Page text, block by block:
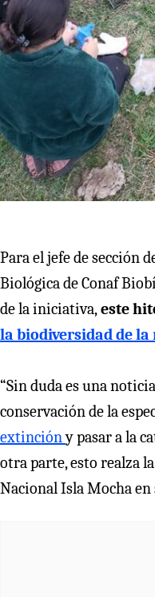
Para el jefe de sección
Biológica de Conaf
de la iniciativa, este
la biodiversidad de la
“Sin duda es una
conservación de la
extincióny pasar a la
otra parte, esto realza
Nacional Isla Mocha en